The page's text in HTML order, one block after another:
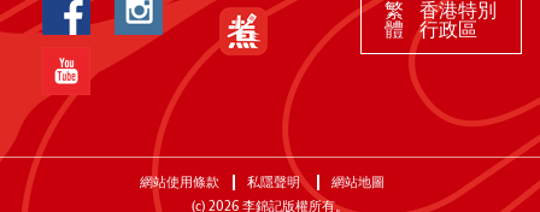
繁
體
香港特別
行政區
網站使用條款 私隱聲明
網站地圖
(c) 2026 李錦記版權所有。